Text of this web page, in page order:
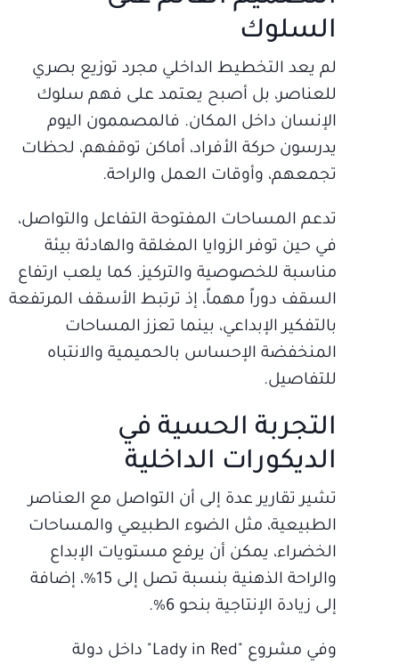
السلوك
لم يعد التخطيط الداخلي مجرد توزيع بصري
للعناصر، بل أصبح يعتمد على فهم سلوك
الإنسان داخل المكان. فالمصممون اليوم
يدرسون حركة الأفراد، أماكن توقفهم، لحظات
تجمعهم، وأوقات العمل والراحة.
تدعم المساحات المفتوحة التفاعل والتواصل،
في حين توفر الزوايا المغلقة والهادئة بيئة
مناسبة للخصوصية والتركيز. كما يلعب ارتفاع
السقف دوراً مهماً، إذ ترتبط الأسقف المرتفعة
بالتفكير الإبداعي، بينما تعزز المساحات
المنخفضة الإحساس بالحميمية والانتباه
للتفاصيل.
التجربة الحسية في
الديكورات الداخلية
تشير تقارير عدة إلى أن التواصل مع العناصر
الطبيعية، مثل الضوء الطبيعي والمساحات
الخضراء، يمكن أن يرفع مستويات الإبداع
والراحة الذهنية بنسبة تصل إلى 15%، إضافة
إلى زيادة الإنتاجية بنحو 6%.
وفي مشروع "Lady in Red" داخل دولة